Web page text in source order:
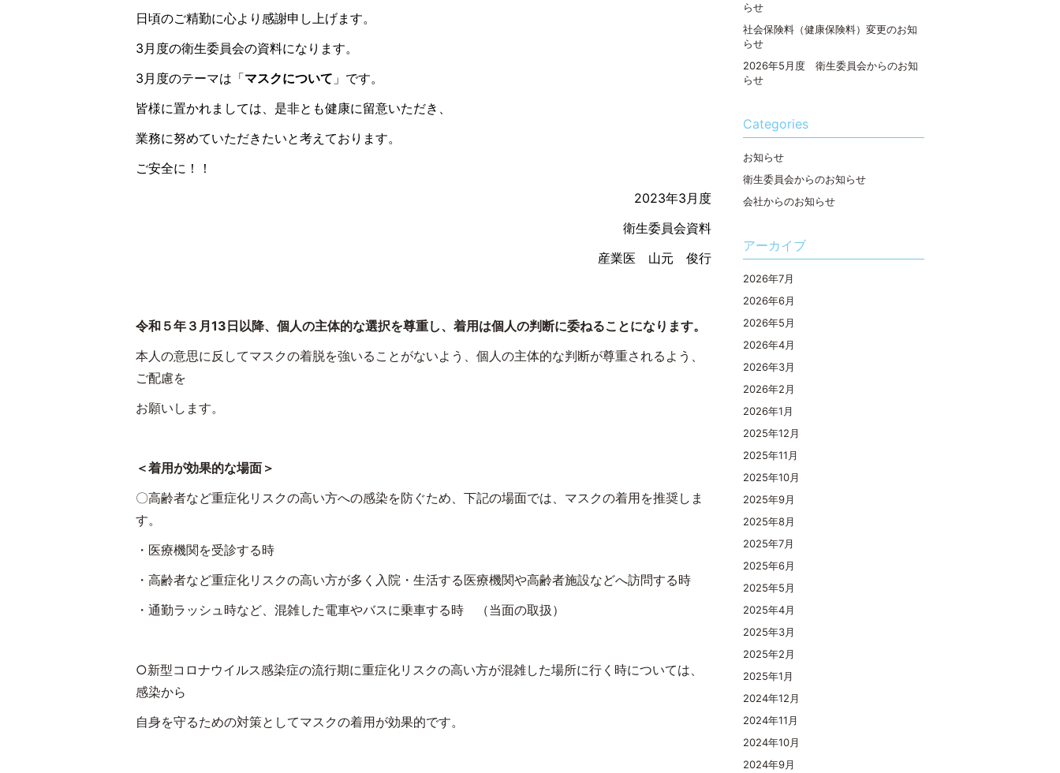
日頃のご精勤に心より感謝申し上げます。
3月度の衛生委員会の資料になります。
3月度のテーマは「マスクについて 」です。
皆様に置かれましては、是非とも健康に留意いただき、
業務に努めていただきたいと考えております。
ご安全に！！
2023年3月度
衛生委員会資料
産業医 山元 俊行
令和５年３月 13 日以降、個人の主体的な選択を尊重し、着用は個人の判断に委ねることになります。
本人の意思に反してマスクの着脱を強いることがないよう、個人の主体的な判断が尊重されるよう、
ご配慮を
お願いします。
＜着用が効果的な場面＞
〇高齢者など重症化リスクの高い方への感染を防ぐため、下記の場面では、マスクの着用を推奨しま
す。
・医療機関を受診する時
・高齢者など重症化リスクの高い方が多く入院・生活する医療機関や高齢者施設などへ訪問する時
・通勤ラッシュ時など、混雑した電車やバスに乗車する時 （当面の取扱）
○新型コロナウイルス感染症の流行期に重症化リスクの高い方が混雑した場所に行く時については、
感染から
自身を守るための対策としてマスクの着用が効果的です。
らせ
社会保険料（健康保険料）変更のお知
らせ
2026年5月度 衛生委員会からのお知
らせ
Categories
お知らせ
衛生委員会からのお知らせ
会社からのお知らせ
アーカイブ
2026年7月
2026年6月
2026年5月
2026年4月
2026年3月
2026年2月
2026年1月
2025年12月
2025年11月
2025年10月
2025年9月
2025年8月
2025年7月
2025年6月
2025年5月
2025年4月
2025年3月
2025年2月
2025年1月
2024年12月
2024年11月
2024年10月
2024年9月